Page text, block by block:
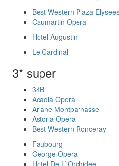
Best Western Plaza Elysees
Caumartin Opera
Hotel Augustin
Le Cardinal
3* super
34B
Acadia Opera
Ariane Montparnasse
Astoria Opera
Best Western Ronceray
Faubourg
George Opera
Hotel De L`Orchidee